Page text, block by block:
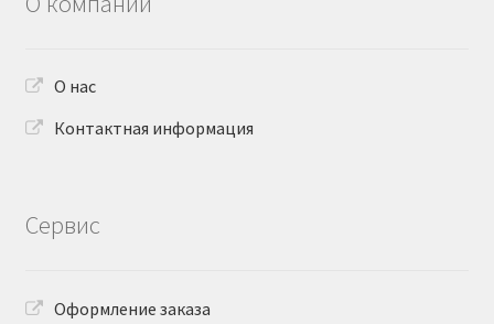
О нас
Контактная информация
Сервис
Оформление заказа